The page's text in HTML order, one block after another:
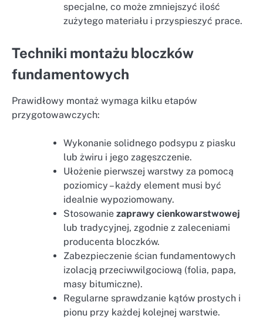
specjalne, co może zmniejszyć ilość
zużytego materiału i przyspieszyć prace.
Techniki montażu bloczków
fundamentowych
Prawidłowy montaż wymaga kilku etapów
przygotowawczych:
Wykonanie solidnego podsypu z piasku
lub żwiru i jego zagęszczenie.
Ułożenie pierwszej warstwy za pomocą
poziomicy – każdy element musi być
idealnie wypoziomowany.
Stosowanie zaprawy cienkowarstwowej
lub tradycyjnej, zgodnie z zaleceniami
producenta bloczków.
Zabezpieczenie ścian fundamentowych
izolacją przeciwwilgociową (folia, papa,
masy bitumiczne).
Regularne sprawdzanie kątów prostych i
pionu przy każdej kolejnej warstwie.